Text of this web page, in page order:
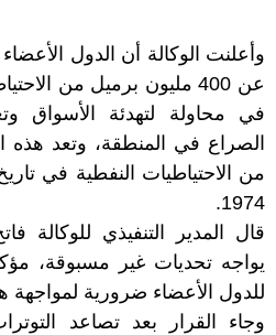
عن 400 مليون برميل من
في محاولة لتهدئة الأسواق
الصراع في المنطقة، وتعد
من الاحتياطيات النفطية في
1974.
قال المدير التنفيذي للوكالة
يواجه تحديات غير مسبوقة،
للدول الأعضاء ضرورية لمواجهة
وجاء القرار بعد تصاعد